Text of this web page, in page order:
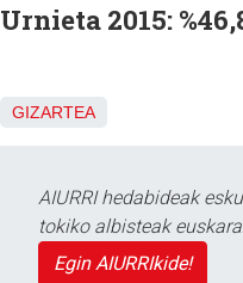
Urnieta 2015:
GIZARTEA
AIURRI hedabideak
tokiko albisteak
Egin AIURRIkide!